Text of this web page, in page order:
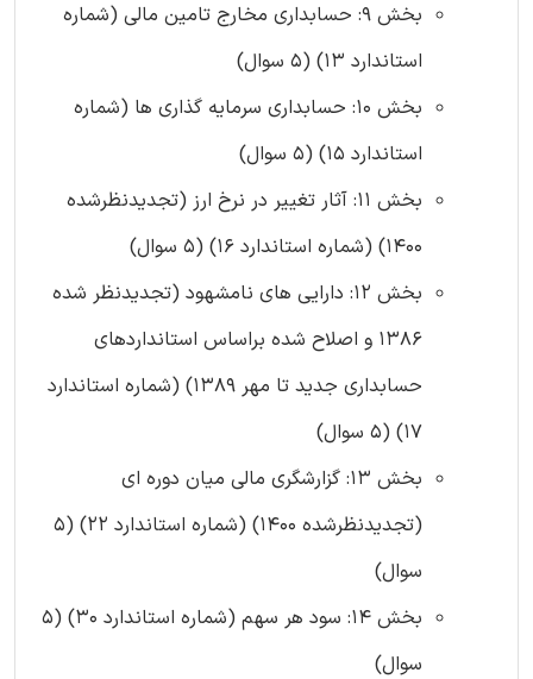
بخش 9: حسابداری‌ مخارج‌ تامین مالی (شماره
استاندارد 13) (5 سوال)
بخش 10: حسابداری سرمایه گذاری ها (شماره
استاندارد 15) (5 سوال)
بخش 11: آثار تغییر در نرخ ارز (تجدیدنظرشده
1400) (شماره استاندارد 16) (5 سوال)
بخش 12: دارایی های نامشهود (تجدیدنظر شده
1386 و اصلاح شده براساس استانداردهای
حسابداری جدید تا مهر 1389) (شماره استاندارد
17) (5 سوال)
بخش 13: گزارشگری مالی میان ‌دوره ‌ای
(تجدیدنظرشده 1400) (شماره استاندارد 22) (5
سوال)
بخش 14: سود هر سهم (شماره استاندارد 30) (5
سوال)